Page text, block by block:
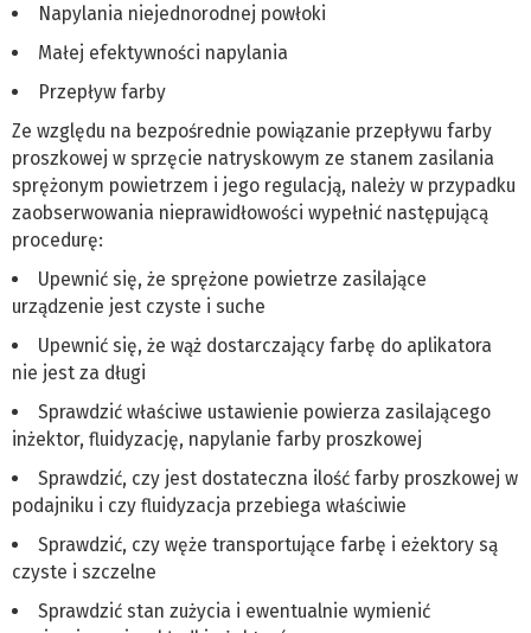
Napylania niejednorodnej powłoki
Małej efektywności napylania
Przepływ farby
Ze względu na bezpośrednie powiązanie przepływu farby
proszkowej w sprzęcie natryskowym ze stanem zasilania
sprężonym powietrzem i jego regulacją, należy w przypadku
zaobserwowania nieprawidłowości wypełnić następującą
procedurę:
Upewnić się, że sprężone powietrze zasilające
urządzenie jest czyste i suche
Upewnić się, że wąż dostarczający farbę do aplikatora
nie jest za długi
Sprawdzić właściwe ustawienie powierza zasilającego
inżektor, fluidyzację, napylanie farby proszkowej
Sprawdzić, czy jest dostateczna ilość farby proszkowej w
podajniku i czy fluidyzacja przebiega właściwie
Sprawdzić, czy węże transportujące farbę i eżektory są
czyste i szczelne
Sprawdzić stan zużycia i ewentualnie wymienić